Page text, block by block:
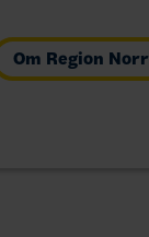
Om Region Norr